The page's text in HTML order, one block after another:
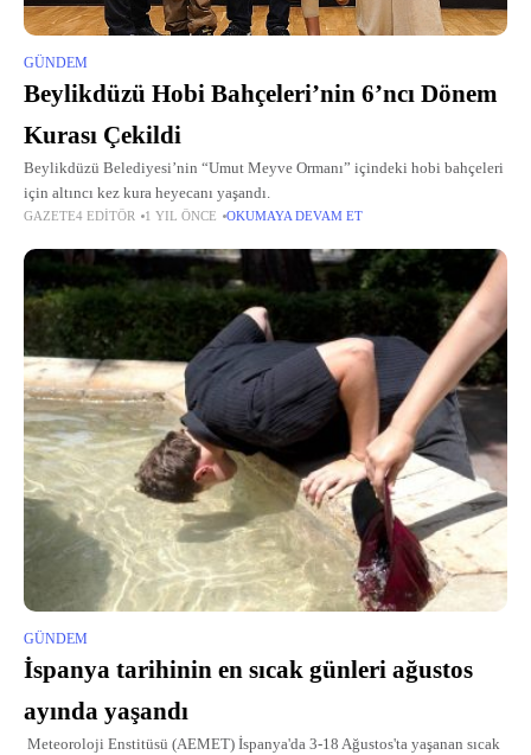
GÜNDEM
Beylikdüzü Hobi Bahçeleri’nin 6’ncı Dönem
Kurası Çekildi
Beylikdüzü Belediyesi’nin “Umut Meyve Ormanı” içindeki hobi bahçeleri
için altıncı kez kura heyecanı yaşandı.
GAZETE4 EDITÖR 1 YIL ÖNCE OKUMAYA DEVAM ET
GÜNDEM
İspanya tarihinin en sıcak günleri ağustos
ayında yaşandı
Meteoroloji Enstitüsü (AEMET) İspanya'da 3-18 Ağustos'ta yaşanan sıcak